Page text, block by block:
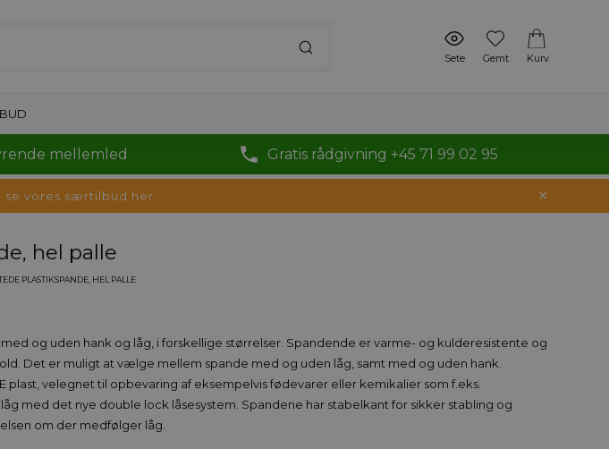
Sete Gemt Kurv
mellemled Gratis rådgivning +45 71 99 02 95
se vores særtilbud her
hel palle
PLASTIKSPANDE, HEL PALLE
og uden hank og låg, i forskellige størrelser. Spandende er varme- og kulderesistente og
Det er muligt at vælge mellem spande med og uden låg, samt med og uden hank.
plast, velegnet til opbevaring af eksempelvis fødevarer eller kemikalier som f.eks.
med det nye double lock låsesystem. Spandene har stabelkant for sikker stabling og
om der medfølger låg.